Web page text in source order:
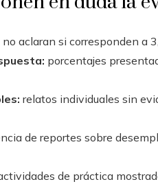
aclaran si corresponden a
porcentajes
relatos individuales sin
de reportes sobre
de práctica